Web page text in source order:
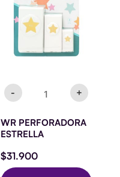
-
cantidad
+
WR PERFORADORA
ESTRELLA
$31.900